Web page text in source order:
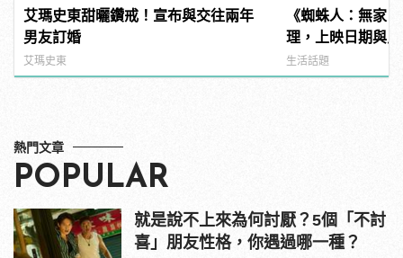
艾瑪史東甜曬鑽戒！宣布與交往兩年
男友訂婚
艾瑪史東
《蜘蛛人：無家
理，上映日期與
姆霍蘭德去向......
生活話題
熱門文章
POPULAR
就是說不上來為何討厭？5個「不討
喜」朋友性格，你遇過哪一種？